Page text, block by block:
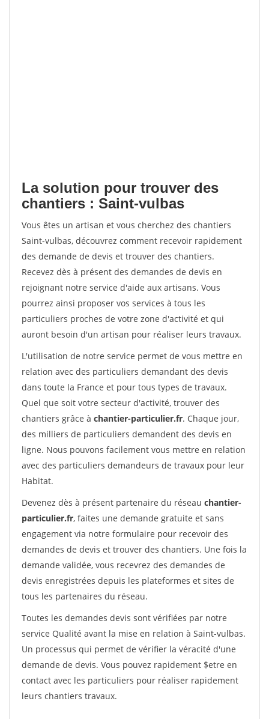
La solution pour trouver des
chantiers : Saint-vulbas
Vous êtes un artisan et vous cherchez des chantiers
Saint-vulbas, découvrez comment recevoir rapidement
des demande de devis et trouver des chantiers.
Recevez dès à présent des demandes de devis en
rejoignant notre service d'aide aux artisans. Vous
pourrez ainsi proposer vos services à tous les
particuliers proches de votre zone d'activité et qui
auront besoin d'un artisan pour réaliser leurs travaux.
L'utilisation de notre service permet de vous mettre en
relation avec des particuliers demandant des devis
dans toute la France et pour tous types de travaux.
Quel que soit votre secteur d'activité, trouver des
chantiers grâce à chantier-particulier.fr. Chaque jour,
des milliers de particuliers demandent des devis en
ligne. Nous pouvons facilement vous mettre en relation
avec des particuliers demandeurs de travaux pour leur
Habitat.
Devenez dès à présent partenaire du réseau chantier-
particulier.fr, faites une demande gratuite et sans
engagement via notre formulaire pour recevoir des
demandes de devis et trouver des chantiers. Une fois la
demande validée, vous recevrez des demandes de
devis enregistrées depuis les plateformes et sites de
tous les partenaires du réseau.
Toutes les demandes devis sont vérifiées par notre
service Qualité avant la mise en relation à Saint-vulbas.
Un processus qui permet de vérifier la véracité d'une
demande de devis. Vous pouvez rapidement $etre en
contact avec les particuliers pour réaliser rapidement
leurs chantiers travaux.